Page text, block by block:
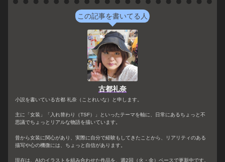
この記事を書いてる人
古都礼奈
小説を書いている古都 礼奈（ことれいな）と申します。
主に「女装」「入れ替わり（TSF）」といったテーマを軸に、日常にあるちょっと不
思議でちょっとリアルな物語を描いています。
昔から女装に関心があり、実際に自分で経験もしてきたことから、リアリティのある
描写や心の機微には、ちょっと自信があります。
現在は、AIのイラストを組み合わせた作品を、週2回（火・金）ペースで更新中です。